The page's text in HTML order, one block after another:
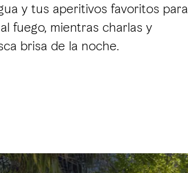
y tus aperitivos favoritos para
fuego, mientras charlas y
brisa de la noche.